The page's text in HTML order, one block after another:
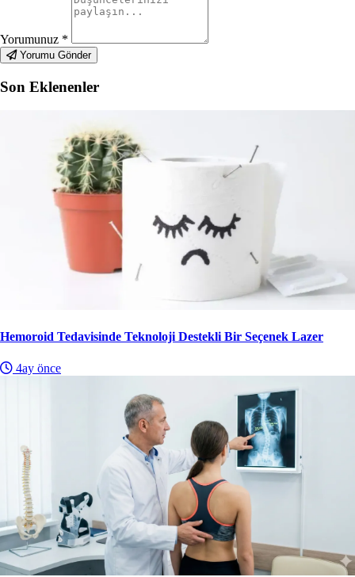
Yorumunuz *
Yorumu Gönder
Son Eklenenler
Hemoroid Tedavisinde Teknoloji Destekli Bir Seçenek Lazer
4ay önce